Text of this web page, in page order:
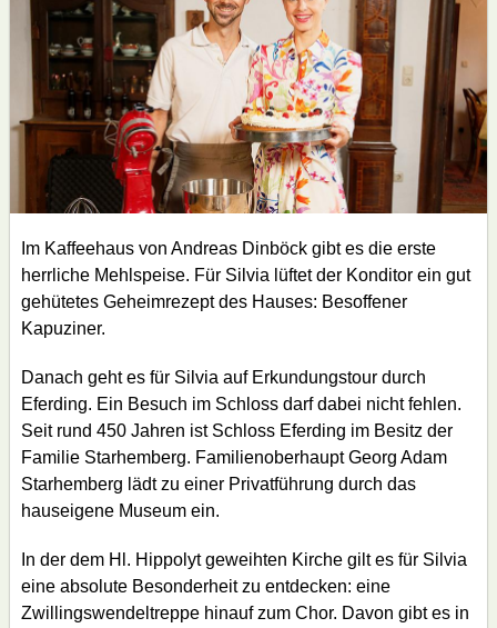
Im Kaffeehaus von Andreas Dinböck gibt es die erste
herrliche Mehlspeise. Für Silvia lüftet der Konditor ein gut
gehütetes Geheimrezept des Hauses: Besoffener
Kapuziner.
Danach geht es für Silvia auf Erkundungstour durch
Eferding. Ein Besuch im Schloss darf dabei nicht fehlen.
Seit rund 450 Jahren ist Schloss Eferding im Besitz der
Familie Starhemberg. Familienoberhaupt Georg Adam
Starhemberg lädt zu einer Privatführung durch das
hauseigene Museum ein.
In der dem Hl. Hippolyt geweihten Kirche gilt es für Silvia
eine absolute Besonderheit zu entdecken: eine
Zwillingswendeltreppe hinauf zum Chor. Davon gibt es in